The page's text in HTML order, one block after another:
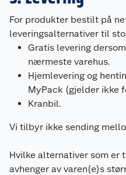
For produkter bestilt på
leveringsalternativer til
Gratis levering
nærmeste varehus.
Hjemlevering og
MyPack (gjelder ikke
Kranbil.
Vi tilbyr ikke sending
Hvilke alternativer som er
avhenger av varen(e)s